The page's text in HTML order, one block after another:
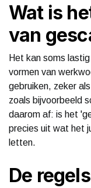
Wat is
van
Het kan soms
vormen van
gebruiken, zeker
zoals bijvoorbeeld
daarom af: is het
precies uit wat het
letten.
De